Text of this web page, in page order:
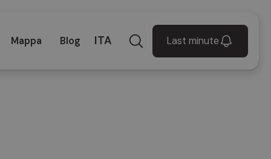
Mappa Blog ITA Last minute